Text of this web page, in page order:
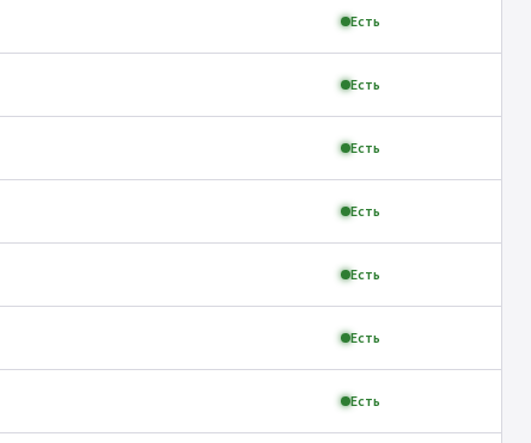
Есть
Есть
Есть
Есть
Есть
Есть
Есть